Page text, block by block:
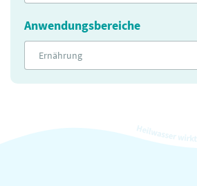
Anwendungsbereiche
Ernährung